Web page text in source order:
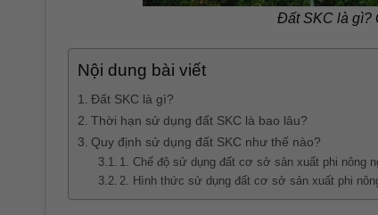
Đất SKC là gì?
Nội dung bài viết
Đất SKC là gì?
Thời hạn sử dụng đất SKC là bao lâu?
Quy định sử dụng đất SKC như thế nào?
1. Chế độ sử dụng đất cơ sở sản xuất phi nông
2. Hình thức sử dụng đất cơ sở sản xuất phi